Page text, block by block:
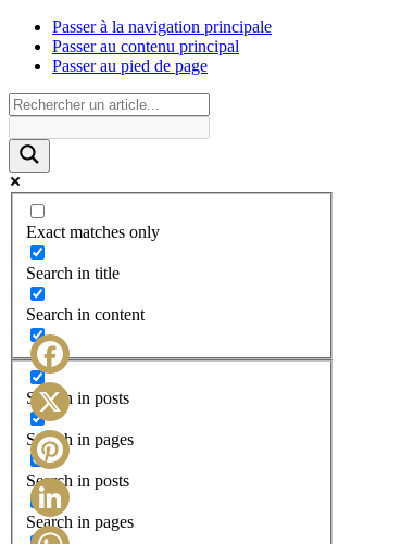
Passer à la navigation principale
Passer au contenu principal
Passer au pied de page
Exact matches only
Search in title
Search in content
Search in posts
Search in pages
Search in posts
Search in pages
Facebook
X
Pinterest
LinkedIn